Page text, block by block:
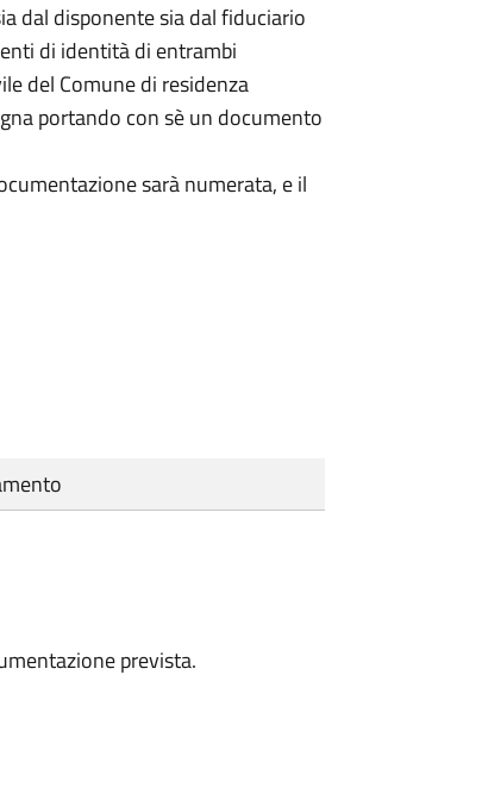
dal disponente sia dal fiduciario
di identità di entrambi
del Comune di residenza
portando con sè un documento
sarà numerata, e il
prevista.